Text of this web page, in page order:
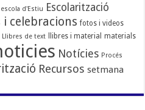
escola d'Estiu Escolarització
i celebracions fotos i videos
Llibres de text llibres i material materials
Notícies Procés
Recursos setmana